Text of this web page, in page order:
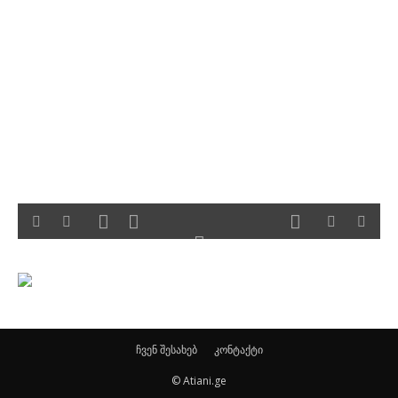
ჩვენ შესახებ კონტაქტი
© Atiani.ge